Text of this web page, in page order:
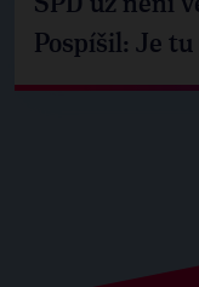
Pospíšil: Je